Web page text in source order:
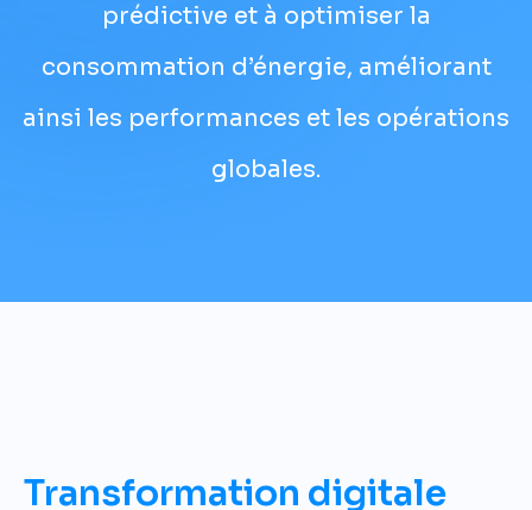
prédictive et à optimiser la
consommation d’énergie, améliorant
ainsi les performances et les opérations
globales.
Transformation digitale